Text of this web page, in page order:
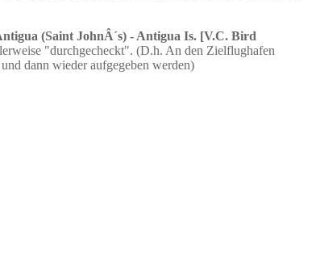
(Saint JohnÂ´s) - Antigua Is. [V.C. Bird
"durchgecheckt". (D.h. An den Zielflughafen
dann wieder aufgegeben werden)